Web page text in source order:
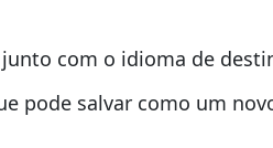
com o idioma de
pode salvar como um